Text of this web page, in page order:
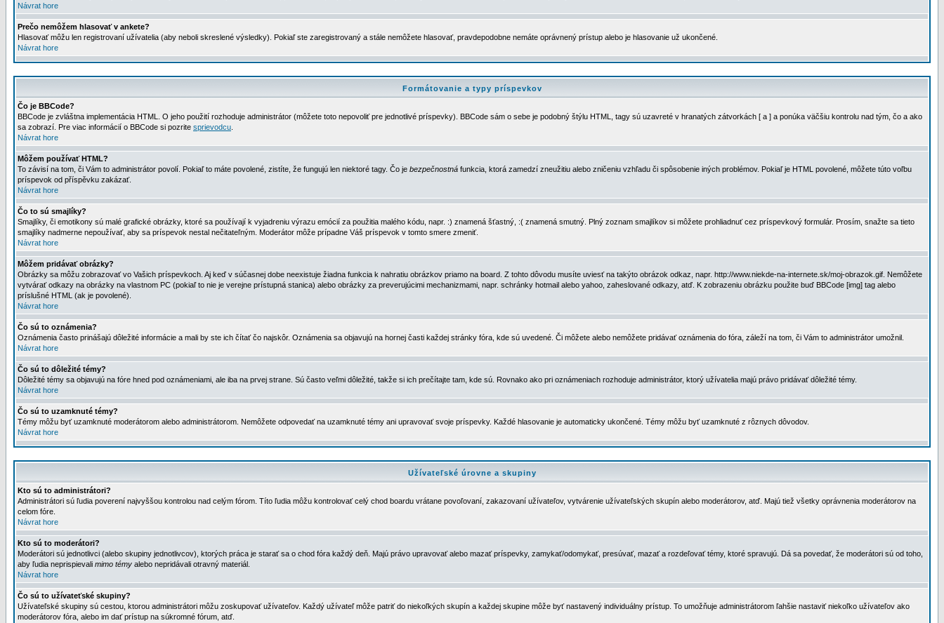
Návrat hore
Prečo nemôžem hlasovať v ankete?
Hlasovať môžu len registrovaní užívatelia (aby neboli skreslené výsledky). Pokiaľ ste zaregistrovaný a stále nemôžete hlasovať, pravdepodobne nemáte oprávnený prístup alebo je hlasovanie už ukončené.
Návrat hore
Formátovanie a typy príspevkov
Čo je BBCode?
BBCode je zvláštna implementácia HTML. O jeho použití rozhoduje administrátor (môžete toto nepovoliť pre jednotlivé príspevky). BBCode sám o sebe je podobný štýlu HTML, tagy sú uzavreté v hranatých zátvorkách [ a ] a ponúka väčšiu kontrolu nad tým, čo a ako
sa zobrazí. Pre viac informácií o BBCode si pozrite sprievodcu
Návrat hore
Môžem používať HTML?
To závisí na tom, či Vám to administrátor povolí. Pokiaľ to máte povolené, zistíte, že fungujú len niektoré tagy. Čo je bezpečnostná funkcia, ktorá zamedzí zneužitiu alebo zničeniu vzhľadu či spôsobenie iných problémov. Pokiaľ je HTML povolené, môžete túto voľbu
príspevok od příspěvku zakázať.
Návrat hore
Čo to sú smajlíky?
Smajlíky, či emotikony sú malé grafické obrázky, ktoré sa používají k vyjadreniu výrazu emócií za použitia malého kódu, napr. :) znamená šťastný, :( znamená smutný. Plný zoznam smajlíkov si môžete prohliadnuť cez príspevkový formulár. Prosím, snažte sa tieto
smajlíky nadmerne nepoužívať, aby sa príspevok nestal nečitateľným. Moderátor môže prípadne Váš príspevok v tomto smere zmeniť.
Návrat hore
Môžem pridávať obrázky?
Obrázky sa môžu zobrazovať vo Vašich príspevkoch. Aj keď v súčasnej dobe neexistuje žiadna funkcia k nahratiu obrázkov priamo na board. Z tohto dôvodu musíte uviesť na takýto obrázok odkaz, napr. http://www.niekde-na-internete.sk/moj-obrazok.gif. Nemôžete
vytvárať odkazy na obrázky na vlastnom PC (pokiaľ to nie je verejne prístupná stanica) alebo obrázky za preverujúcimi mechanizmami, napr. schránky hotmail alebo yahoo, zaheslované odkazy, atď. K zobrazeniu obrázku použite buď BBCode [img] tag alebo
príslušné HTML (ak je povolené).
Návrat hore
Čo sú to oznámenia?
Oznámenia často prinášajú dôležité informácie a mali by ste ich čítať čo najskôr. Oznámenia sa objavujú na hornej časti každej stránky fóra, kde sú uvedené. Či môžete alebo nemôžete pridávať oznámenia do fóra, záleží na tom, či Vám to administrátor umožnil.
Návrat hore
Čo sú to dôležité témy?
Dôležité témy sa objavujú na fóre hned pod oznámeniami, ale iba na prvej strane. Sú často veľmi dôležité, takže si ich prečítajte tam, kde sú. Rovnako ako pri oznámeniach rozhoduje administrátor, ktorý užívatelia majú právo pridávať dôležité témy.
Návrat hore
Čo sú to uzamknuté témy?
Témy môžu byť uzamknuté moderátorom alebo administrátorom. Nemôžete odpovedať na uzamknuté témy ani upravovať svoje príspevky. Každé hlasovanie je automaticky ukončené. Témy môžu byť uzamknuté z rôznych dôvodov.
Návrat hore
Užívateľské úrovne a skupiny
Kto sú to administrátori?
Administrátori sú ľudia poverení najvyššou kontrolou nad celým fórom. Títo ľudia môžu kontrolovať celý chod boardu vrátane povoľovaní, zakazovaní užívateľov, vytvárenie užívateľských skupín alebo moderátorov, atď. Majú tiež všetky oprávnenia moderátorov na
celom fóre.
Návrat hore
Kto sú to moderátori?
Moderátori sú jednotlivci (alebo skupiny jednotlivcov), ktorých práca je starať sa o chod fóra každý deň. Majú právo upravovať alebo mazať príspevky, zamykať/odomykať, presúvať, mazať a rozdeľovať témy, ktoré spravujú. Dá sa povedať, že moderátori sú od toho,
aby ľudia neprispievali mimo témy alebo nepridávali otravný materiál.
Návrat hore
Čo sú to užívateťské skupiny?
Užívateľské skupiny sú cestou, ktorou administrátori môžu zoskupovať užívateľov. Každý užívateľ môže patriť do niekoľkých skupín a každej skupine môže byť nastavený individuálny prístup. To umožňuje administrátorom ľahšie nastaviť niekoľko užívateľov ako
moderátorov fóra, alebo im dať prístup na súkromné fórum, atď.